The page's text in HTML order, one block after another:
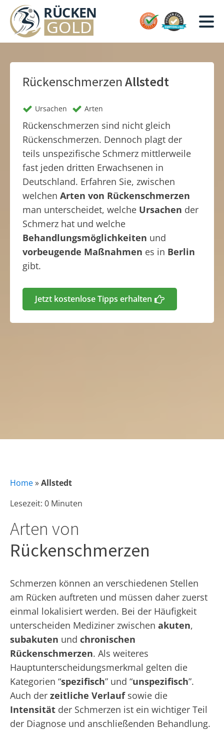
RückenschmerzenAllstedt
Ursachen Arten
Rückenschmerzen sind nicht gleich
Rückenschmerzen. Dennoch plagt der
teils unspezifische Schmerz mittlerweile
fast jeden dritten Erwachsenen in
Deutschland. Erfahren Sie, zwischen
welchen Arten von Rückenschmerzen
man unterscheidet, welche Ursachen der
Schmerz hat und welche
Behandlungsmöglichkeiten und
vorbeugende Maßnahmen es in Berlin
gibt.
Jetzt kostenlose Tipps erhalten
Home»Allstedt
Lesezeit: 0 Minuten
Arten von
Rückenschmerzen
Schmerzen können an verschiedenen Stellen
am Rücken auftreten und müssen daher zuerst
einmal lokalisiert werden. Bei der Häufigkeit
unterscheiden Mediziner zwischen akuten,
subakuten und chronischen
Rückenschmerzen. Als weiteres
Hauptunterscheidungsmerkmal gelten die
Kategorien “spezifisch” und “unspezifisch”.
Auch der zeitliche Verlauf sowie die
Intensität der Schmerzen ist ein wichtiger Teil
der Diagnose und anschließenden Behandlung.